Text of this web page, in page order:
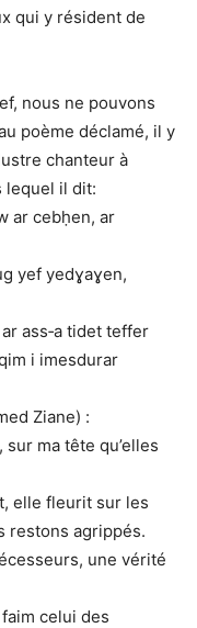
qui y résident de
nous ne pouvons
poème déclamé, il y
chanteur à
lequel il dit:
ar cebḥen, ar
yef yedɣaɣen,
ass‑a tidet teffer
i imesdurar
Ziane) :
ma tête qu’elles
elle fleurit sur les
restons agrippés.
une vérité
celui des